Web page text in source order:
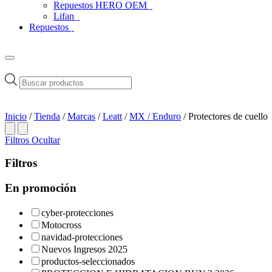
Repuestos HERO OEM
Lifan
Repuestos
Búsqueda
de
Inicio /Tienda /Marcas /Leatt /MX / Enduro / Protectores de cuello
Filtros Ocultar
Filtros
En promoción
cyber-protecciones
Motocross
navidad-protecciones
Nuevos Ingresos 2025
productos-seleccionados